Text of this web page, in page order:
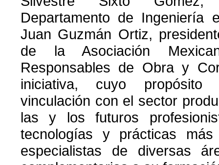
Departamento de Ingeniería
Juan Guzmán Ortiz,
de la Asociación
Responsables de Obra y
iniciativa, cuyo
vinculación con el sector
las y los futuros
tecnologías y prácticas
especialistas de diversas